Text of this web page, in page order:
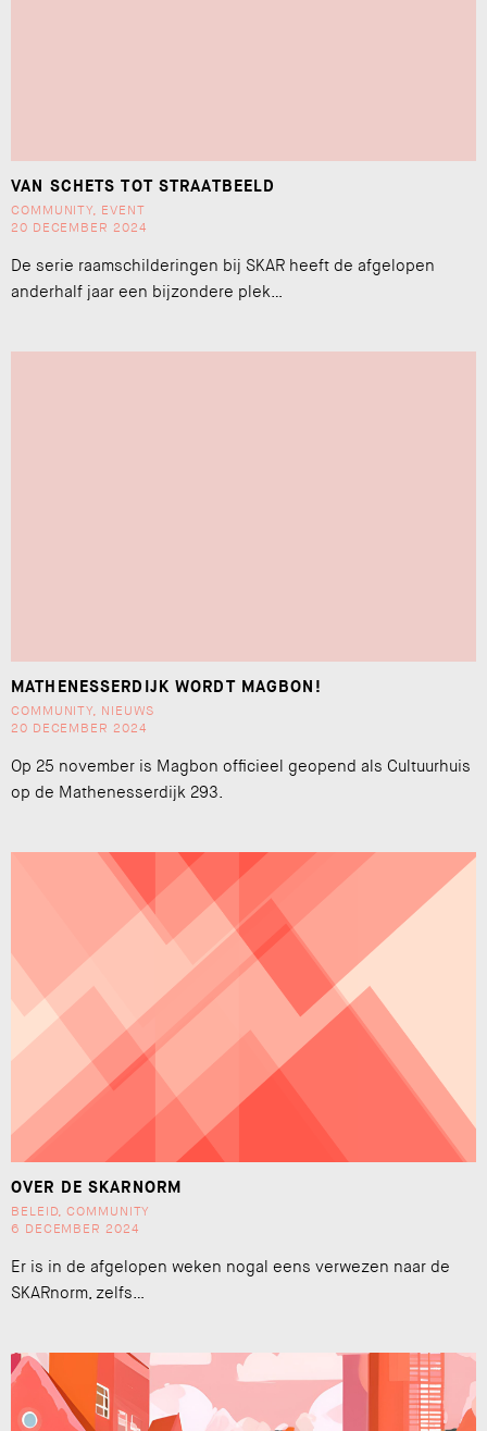
VAN SCHETS TOT STRAATBEELD
COMMUNITY, EVENT
20 DECEMBER 2024
De serie raamschilderingen bij SKAR heeft de afgelopen
anderhalf jaar een bijzondere plek…
MATHENESSERDIJK WORDT MAGBON!
COMMUNITY, NIEUWS
20 DECEMBER 2024
Op 25 november is Magbon officieel geopend als Cultuurhuis
op de Mathenesserdijk 293.
OVER DE SKARNORM
BELEID,COMMUNITY
6 DECEMBER 2024
Er is in de afgelopen weken nogal eens verwezen naar de
SKARnorm, zelfs…